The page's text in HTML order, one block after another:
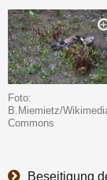
Foto:
B.Miemietz/
Commons
Beseitigung